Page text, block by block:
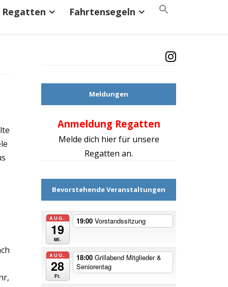
Regatten Fahrtensegeln
Meldungen
Anmeldung Regatten
Melde dich hier für unsere
Regatten an.
Bevorstehende Veranstaltungen
AUG.
19
Mi.
19:00 Vorstandssitzung
AUG.
28
Fr.
18:00 Grillabend Mitglieder &
Seniorentag